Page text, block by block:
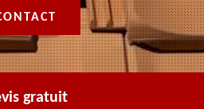
gratuit